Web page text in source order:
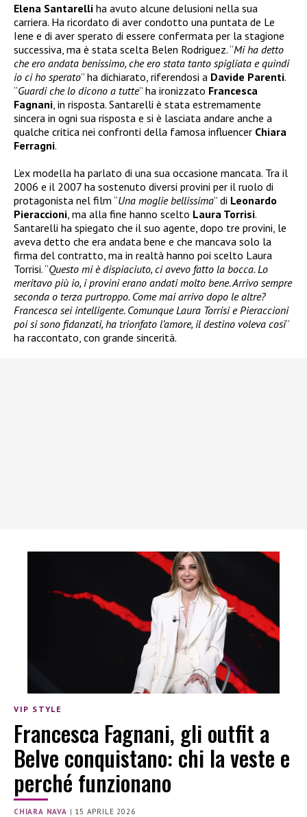
Elena Santarelli ha avuto alcune delusioni nella sua
carriera. Ha ricordato di aver condotto una puntata de Le
Iene e di aver sperato di essere confermata per la stagione
successiva, ma è stata scelta Belen Rodriguez. “Mi ha detto
che ero andata benissimo, che ero stata tanto spigliata e quindi
io ci ho sperato” ha dichiarato, riferendosi a Davide Parenti.
“Guardi che lo dicono a tutte” ha ironizzato Francesca
Fagnani , in risposta. Santarelli è stata estremamente
sincera in ogni sua risposta e si è lasciata andare anche a
qualche critica nei confronti della famosa influencer Chiara
Ferragni.
L’ex modella ha parlato di una sua occasione mancata. Tra il
2006 e il 2007 ha sostenuto diversi provini per il ruolo di
protagonista nel film “Una moglie bellissima” di Leonardo
Pieraccioni , ma alla fine hanno scelto Laura Torrisi.
Santarelli ha spiegato che il suo agente, dopo tre provini, le
aveva detto che era andata bene e che mancava solo la
firma del contratto, ma in realtà hanno poi scelto Laura
Torrisi. “Questo mi è dispiaciuto, ci avevo fatto la bocca. Lo
meritavo più io, i provini erano andati molto bene. Arrivo sempre
seconda o terza purtroppo. Come mai arrivo dopo le altre?
Francesca sei intelligente. Comunque Laura Torrisi e Pieraccioni
poi si sono fidanzati, ha trionfato l’amore, il destino voleva così“
ha raccontato, con grande sincerità.
VIP STYLE
Francesca Fagnani, gli outfit a
Belve conquistano: chi la veste e
perché funzionano
CHIARA NAVA | 15 APRILE 2026